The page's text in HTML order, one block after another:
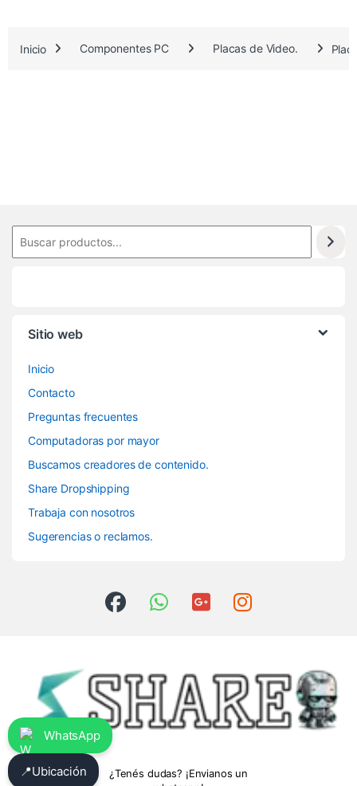
.
Inicio Componentes PC Placas de Video.
Sitio web
Inicio
Contacto
Preguntas frecuentes
Computadoras por mayor
Buscamos creadores de contenido.
Share Dropshipping
Trabaja con nosotros
Sugerencias o reclamos.
¿Tenés dudas? ¡Envianos un
WhatsApp
📍Ubicación